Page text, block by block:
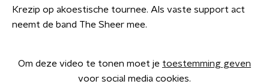
Krezip op akoestische tournee. Als vaste support act
neemt de band The Sheer mee.
Om deze video te tonen moet je toestemming geven
voor social media cookies.